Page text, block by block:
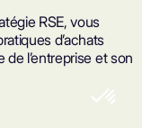
RSE, vous
d’achats
l’entreprise et son